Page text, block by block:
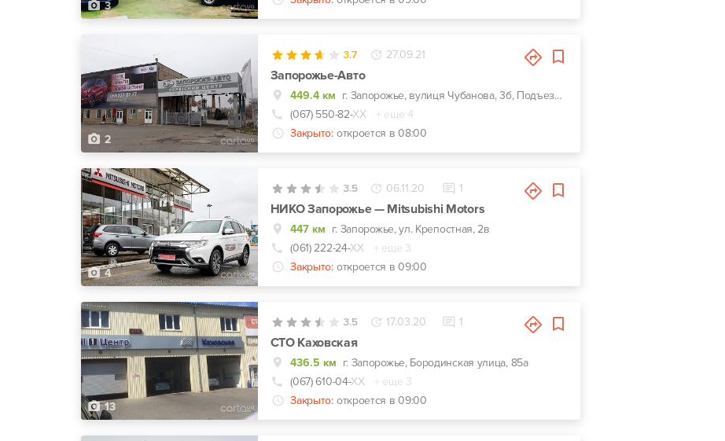
3
2
3.7 27.09.21
Запорожье-Авто
449.4 км
г. Запорожье, вулиця Чубанова, 3б, Подъезд с Набережной магистрали, напротив ЗАЗа.
(067) 550-82-ХХ
+ еще 4
Закрыто: откроется в 08:00
4
3.5 06.11.20 1
НИКО Запорожье — Mitsubishi Motors
447 км г. Запорожье, ул. Крепостная, 2в
(061) 222-24-ХХ
+ еще 3
Закрыто: откроется в 09:00
13
3.5 17.03.20 1
СТО Каховская
436.5 км г. Запорожье, Бородинская улица, 85а
(067) 610-04-ХХ
+ еще 3
Закрыто: откроется в 09:00